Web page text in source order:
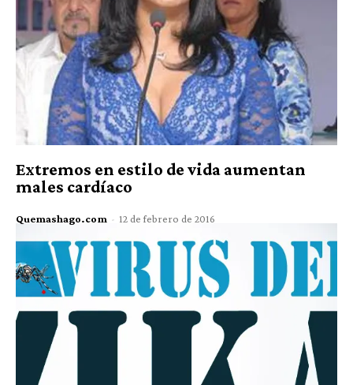
Extremos en estilo de vida aumentan
males cardíaco
Quemashago.com - 12 de febrero de 2016